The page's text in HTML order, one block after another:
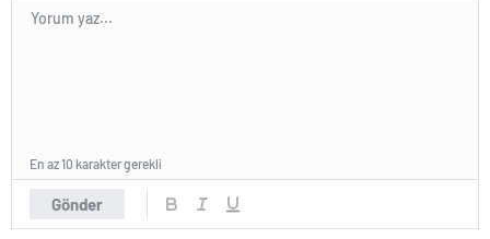
Gönder
En az 10 karakter gerekli